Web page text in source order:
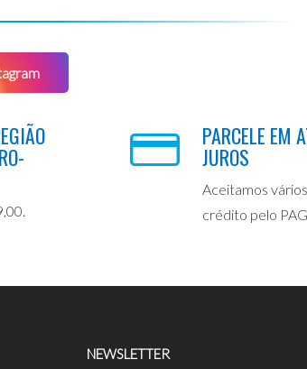
PARCELE EM
JUROS
Aceitamos
crédito pelo
NEWSLETTER